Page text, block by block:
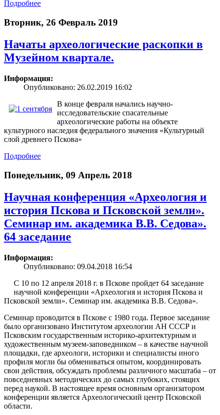
Подробнее
Вторник, 26 Февраль 2019
Начаты археологические раскопки в
Музейном квартале.
Информация:
Опубликовано: 26.02.2019 16:02
В конце февраля начались научно-
исследовательские спасательные
археологические работы на объекте
культурного наследия федерального значения «Культурный
слой древнего Пскова»
Подробнее
Понедельник, 09 Апрель 2018
Научная конференция «Археология и
история Пскова и Псковской земли».
Семинар им. академика В.В. Седова».
64 заседание
Информация:
Опубликовано: 09.04.2018 16:54
С 10 по 12 апреля 2018 г. в Пскове пройдет 64 заседание
научной конференции «Археология и история Пскова и
Псковской земли». Семинар им. академика В.В. Седова».
Семинар проводится в Пскове с 1980 года. Первое заседание
было организовано Институтом археологии АН СССР и
Псковским государственным историко-архитектурным и
художественным музеем-заповедником – в качестве научной
площадки, где археологи, историки и специалисты иного
профиля могли бы обмениваться опытом, координировать
свои действия, обсуждать проблемы различного масштаба – от
повседневных методических до самых глубоких, стоящих
перед наукой. В настоящее время основным организатором
конференции является Археологический центр Псковской
области.